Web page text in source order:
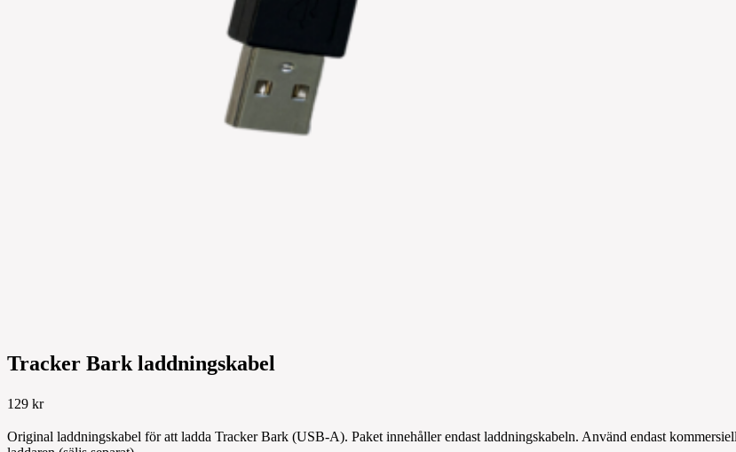
Tracker Bark laddningskabel
129 kr
Original laddningskabel för att ladda Tracker Bark (USB-A). Paket innehåller endast laddningskabeln. Använd endast